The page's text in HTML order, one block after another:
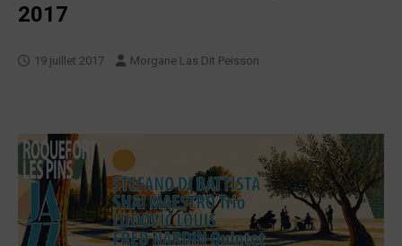
2017
19 juillet 2017 Morgane Las Dit Peisson